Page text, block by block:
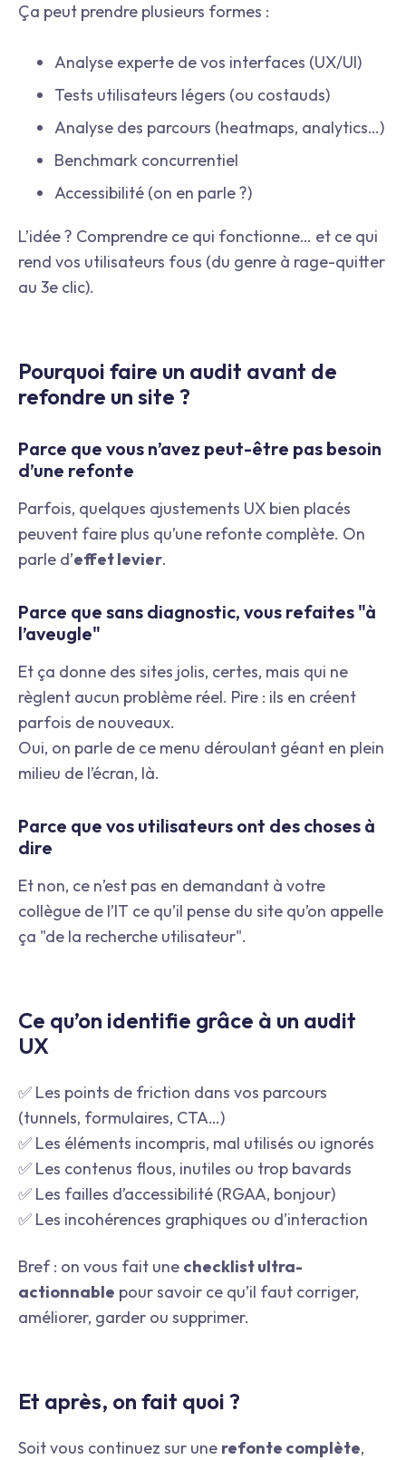
Ça peut prendre plusieurs formes :
Analyse experte de vos interfaces (UX/UI)
Tests utilisateurs légers (ou costauds)
Analyse des parcours (heatmaps, analytics…)
Benchmark concurrentiel
Accessibilité (on en parle ?)
L’idée ? Comprendre ce qui fonctionne… et ce qui
rend vos utilisateurs fous (du genre à rage-quitter
au 3e clic).
Pourquoi faire un audit avant de
refondre un site ?
Parce que vous n’avez peut-être pas besoin
d’une refonte
Parfois, quelques ajustements UX bien placés
peuvent faire plus qu’une refonte complète. On
parle d’effet levier.
Parce que sans diagnostic, vous refaites "à
l’aveugle"
Et ça donne des sites jolis, certes, mais qui ne
règlent aucun problème réel. Pire : ils en créent
parfois de nouveaux.
Oui, on parle de ce menu déroulant géant en plein
milieu de l’écran, là.
Parce que vos utilisateurs ont des choses à
dire
Et non, ce n’est pas en demandant à votre
collègue de l’IT ce qu’il pense du site qu’on appelle
ça "de la recherche utilisateur".
Ce qu’on identifie grâce à un audit
UX
✅ Les points de friction dans vos parcours
(tunnels, formulaires, CTA…)
✅ Les éléments incompris, mal utilisés ou ignorés
✅ Les contenus flous, inutiles ou trop bavards
✅ Les failles d’accessibilité (RGAA, bonjour)
✅ Les incohérences graphiques ou d’interaction
Bref : on vous fait une checklist ultra-
actionnable pour savoir ce qu’il faut corriger,
améliorer, garder ou supprimer.
Et après, on fait quoi ?
Soit vous continuez sur une refonte complète,